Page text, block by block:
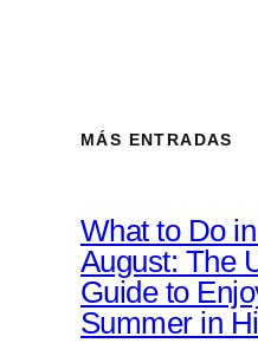
MÁS ENTRADAS
What to Do
August: The
Guide to
Summer in